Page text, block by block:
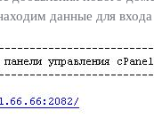
данные для